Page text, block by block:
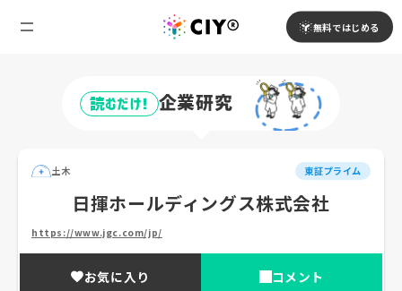
無料ではじめる
読むだけ! 企業研究
土木 東証プライム
日揮ホールディングス株式会社
https://www.jgc.com/jp/
お気に入り コメント